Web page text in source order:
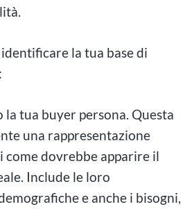
la tua base di
la tua buyer persona. Questa
una rappresentazione
come dovrebbe apparire il
Include le loro
e anche i bisogni,